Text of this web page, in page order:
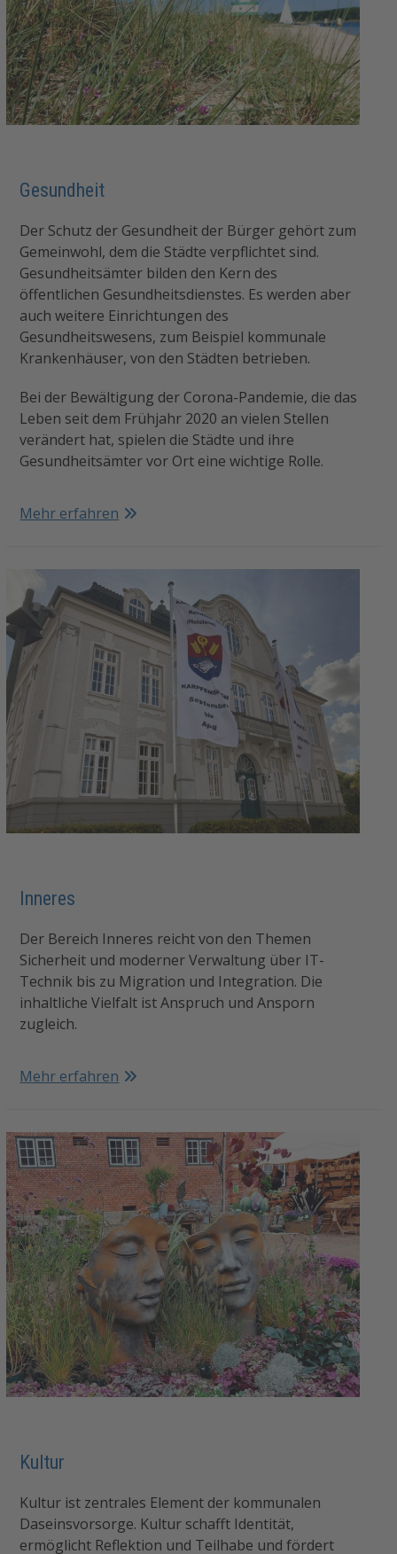
Gesundheit
Der Schutz der Gesundheit der Bürger gehört zum
Gemeinwohl, dem die Städte verpflichtet sind.
Gesundheitsämter bilden den Kern des
öffentlichen Gesundheitsdienstes. Es werden aber
auch weitere Einrichtungen des
Gesundheitswesens, zum Beispiel kommunale
Krankenhäuser, von den Städten betrieben.
Bei der Bewältigung der Corona-Pandemie, die das
Leben seit dem Frühjahr 2020 an vielen Stellen
verändert hat, spielen die Städte und ihre
Gesundheitsämter vor Ort eine wichtige Rolle.
Mehr erfahren
Inneres
Der Bereich Inneres reicht von den Themen
Sicherheit und moderner Verwaltung über IT-
Technik bis zu Migration und Integration. Die
inhaltliche Vielfalt ist Anspruch und Ansporn
zugleich.
Mehr erfahren
Kultur
Kultur ist zentrales Element der kommunalen
Daseinsvorsorge. Kultur schafft Identität,
ermöglicht Reflektion und Teilhabe und fördert